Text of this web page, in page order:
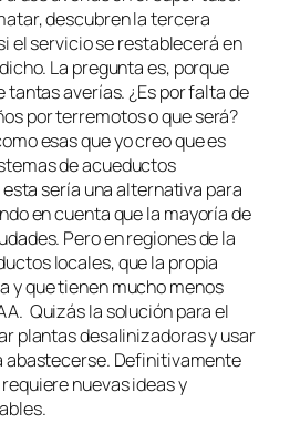
descubren la tercera
el servicio se restablecerá en
La pregunta es, porque
tantas averías. ¿Es por falta de
por terremotos o que será?
esas que yo creo que es
de acueductos
sería una alternativa para
en cuenta que la mayoría de
Pero en regiones de la
locales, que la propia
y que tienen mucho menos
Quizás la solución para el
plantas desalinizadoras y usar
abastecerse. Definitivamente
nuevas ideas y